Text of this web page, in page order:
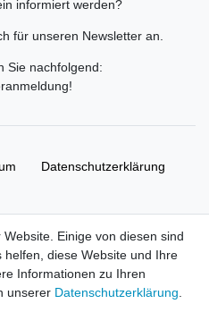
informiert werden?
für unseren Newsletter an.
Sie nachfolgend:
!
Daten­schutz­erklärung
HL-
Einige von diesen sind
diese Website und Ihre
Informationen zu Ihren
unserer Daten­schutz­erklärung